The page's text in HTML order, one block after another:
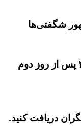
نمودار مرحله حذفی جام جهانی ۲۰۲۶ پس از روز دوم
دریافت کنید.